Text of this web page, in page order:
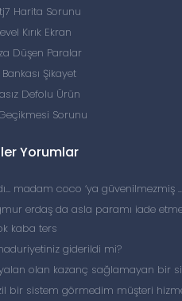
Harita Sorunu
Kırık Ekran
Düşen Paralar
Şikayet
Defolu Ürün
Sorunu
Yorumlar
madam coco ‘ya güvenilmezmiş
erdaş da asla paramı iade
kaba ters
giderildi mi?
olan kazanç sağlamayan bir
bir sistem görmedim müşteri